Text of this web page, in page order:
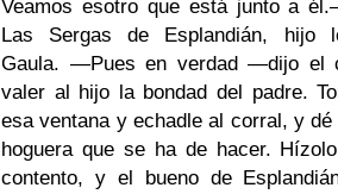
Veamos esotro que está junto a él.
Las Sergas de Esplandián, hijo
Gaula. —Pues en verdad —dijo el
valer al hijo la bondad del padre.
esa ventana y echadle al corral, y
hoguera que se ha de hacer.
contento, y el bueno de